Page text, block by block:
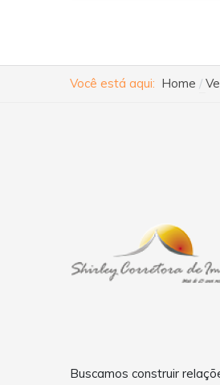
Você está aqui: Home
Buscamos construir